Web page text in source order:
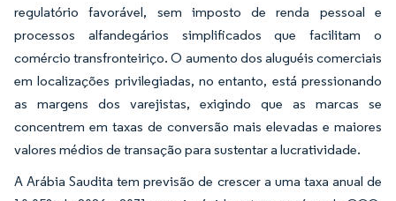
regulatório favorável, sem imposto de renda pessoal e
processos alfandegários simplificados que facilitam o
comércio transfronteiriço. O aumento dos aluguéis comerciais
em localizações privilegiadas, no entanto, está pressionando
as margens dos varejistas, exigindo que as marcas se
concentrem em taxas de conversão mais elevadas e maiores
valores médios de transação para sustentar a lucratividade.
A Arábia Saudita tem previsão de crescer a uma taxa anual de